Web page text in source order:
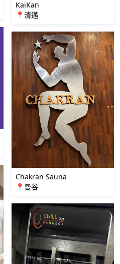
KaiKan
📍清邁
Chakran Sauna
📍曼谷